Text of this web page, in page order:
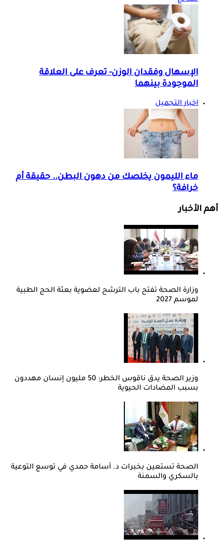
الإسهال وفقدان الوزن- تعرف على العلاقة
الموجودة بينهما
اخبار التجميل
ماء الليمون يخلصك من دهون البطن.. حقيقة أم
خرافة؟
أهم الأخبار
وزارة الصحة تفتح باب الترشح لعضوية بعثة الحج الطبية
لموسم 2027
وزير الصحة يدق ناقوس الخطر: 50 مليون إنسان مهددون
بسبب المضادات الحيوية
الصحة تستعين بخبرات د. أسامة حمدي في توسع التوعية
بالسكري والسمنة